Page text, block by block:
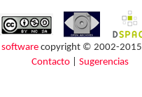
softwarecopyright © 2002-2015
Contacto| Sugerencias